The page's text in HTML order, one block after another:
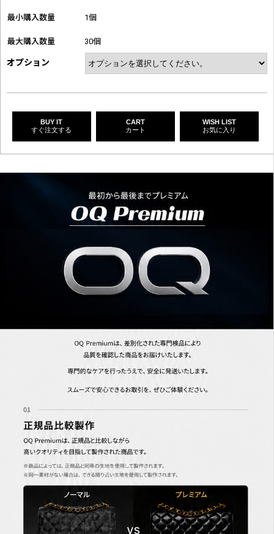
最小購入数量 1個
最大購入数量 30個
オプション
BUY IT
すぐ注文する
CART
カート
WISH LIST
お気に入り